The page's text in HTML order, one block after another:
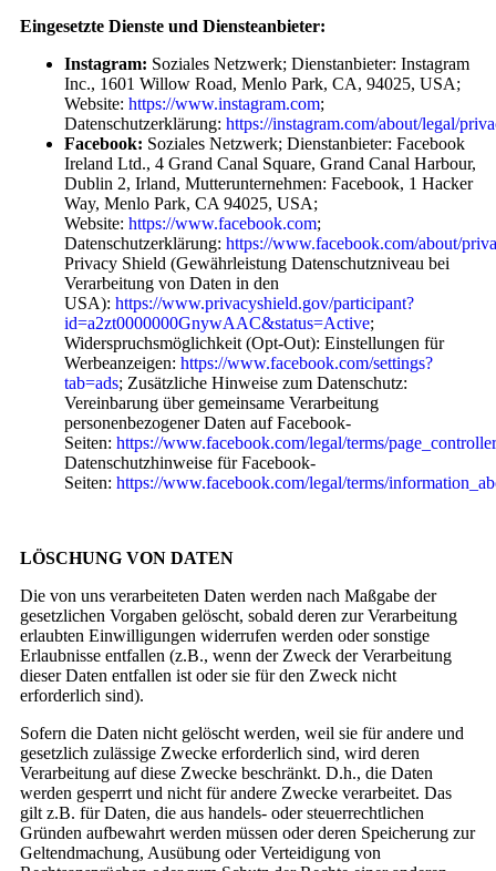
Eingesetzte Dienste und Diensteanbieter:
Instagram: Soziales Netzwerk; Dienstanbieter: Instagram
Inc., 1601 Willow Road, Menlo Park, CA, 94025, USA;
Website: https://www.instagram.com;
Datenschutzerklärung: https://instagram.com/about/legal/
Facebook: Soziales Netzwerk; Dienstanbieter: Facebook
Ireland Ltd., 4 Grand Canal Square, Grand Canal Harbour,
Dublin 2, Irland, Mutterunternehmen: Facebook, 1 Hacker
Way, Menlo Park, CA 94025, USA;
Website: https://www.facebook.com;
Datenschutzerklärung: https://www.facebook.com/about/
Privacy Shield (Gewährleistung Datenschutzniveau bei
Verarbeitung von Daten in den
USA): https://www.privacyshield.gov/participant?
id=a2zt0000000GnywAAC&status=Active;
Widerspruchsmöglichkeit (Opt-Out): Einstellungen für
Werbeanzeigen: https://www.facebook.com/settings?
tab=ads; Zusätzliche Hinweise zum Datenschutz:
Vereinbarung über gemeinsame Verarbeitung
personenbezogener Daten auf Facebook-
Seiten: https://www.facebook.com/legal/terms/
Datenschutzhinweise für Facebook-
Seiten: https://www.facebook.com/legal/terms/
LÖSCHUNG VON DATEN
Die von uns verarbeiteten Daten werden nach Maßgabe der
gesetzlichen Vorgaben gelöscht, sobald deren zur Verarbeitung
erlaubten Einwilligungen widerrufen werden oder sonstige
Erlaubnisse entfallen (z.B., wenn der Zweck der Verarbeitung
dieser Daten entfallen ist oder sie für den Zweck nicht
erforderlich sind).
Sofern die Daten nicht gelöscht werden, weil sie für andere und
gesetzlich zulässige Zwecke erforderlich sind, wird deren
Verarbeitung auf diese Zwecke beschränkt. D.h., die Daten
werden gesperrt und nicht für andere Zwecke verarbeitet. Das
gilt z.B. für Daten, die aus handels- oder steuerrechtlichen
Gründen aufbewahrt werden müssen oder deren Speicherung zur
Geltendmachung, Ausübung oder Verteidigung von